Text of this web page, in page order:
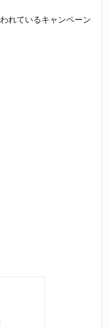
れているキャンペーン